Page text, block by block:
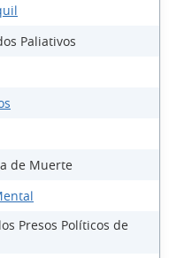
Paliativos
de Muerte
Presos Políticos de